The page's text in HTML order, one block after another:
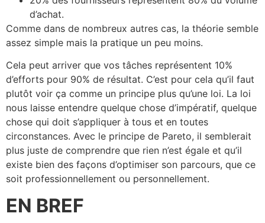
d’achat.
Comme dans de nombreux autres cas, la théorie semble
assez simple mais la pratique un peu moins.
Cela peut arriver que vos tâches représentent 10%
d’efforts pour 90% de résultat. C’est pour cela qu’il faut
plutôt voir ça comme un principe plus qu’une loi. La loi
nous laisse entendre quelque chose d’impératif, quelque
chose qui doit s’appliquer à tous et en toutes
circonstances. Avec le principe de Pareto, il semblerait
plus juste de comprendre que rien n’est égale et qu’il
existe bien des façons d’optimiser son parcours, que ce
soit professionnellement ou personnellement.
EN BREF